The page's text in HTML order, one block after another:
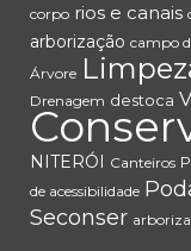
corpo rios e canais
arborização campo
Árvore
Drenagem destoca
NITERÓI
Canteiros
de acessibilidade
Seconser